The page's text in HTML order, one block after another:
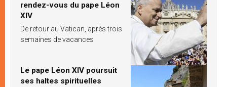
rendez-vous du pape Léon
XIV
De retour au Vatican, après trois
semaines de vacances
Le pape Léon XIV poursuit
ses haltes spirituelles